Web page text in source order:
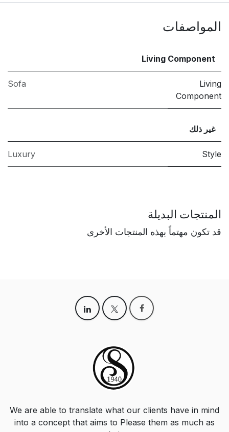
المواصفات
Living Component
Living
Component
Sofa
غير ذلك
Style
Luxury
المنتجات البديلة
قد تكون مهتماً بهذه المنتجات الأخرى
We are able to translate what our clients have in mind
into a concept that aims to Please them as much as